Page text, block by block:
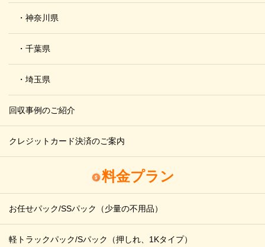
・神奈川県
・千葉県
・埼玉県
回収事例のご紹介
クレジットカード決済のご案内
料金プラン
お任せパック/SSパック （少量の不用品）
軽トラックパック/Sパック （押しれ、1Kタイプ）